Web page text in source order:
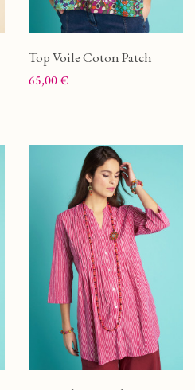
Top Voile Coton Patch
Prix
65,00 €